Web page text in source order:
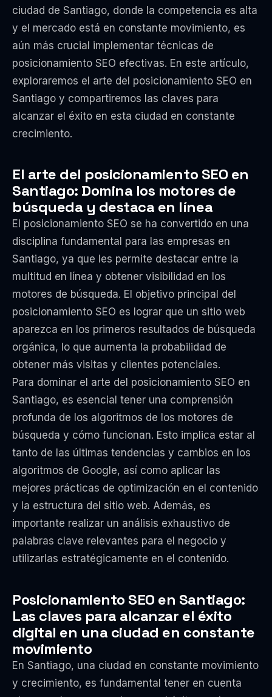
ciudad de Santiago, donde la competencia es alta
y el mercado está en constante movimiento, es
aún más crucial implementar técnicas de
posicionamiento SEO efectivas. En este artículo,
exploraremos el arte del posicionamiento SEO en
Santiago y compartiremos las claves para
alcanzar el éxito en esta ciudad en constante
crecimiento.
El arte del posicionamiento SEO en
Santiago: Domina los motores de
búsqueda y destaca en línea
El posicionamiento SEO se ha convertido en una
disciplina fundamental para las empresas en
Santiago, ya que les permite destacar entre la
multitud en línea y obtener visibilidad en los
motores de búsqueda. El objetivo principal del
posicionamiento SEO es lograr que un sitio web
aparezca en los primeros resultados de búsqueda
orgánica, lo que aumenta la probabilidad de
obtener más visitas y clientes potenciales.
Para dominar el arte del posicionamiento SEO en
Santiago, es esencial tener una comprensión
profunda de los algoritmos de los motores de
búsqueda y cómo funcionan. Esto implica estar al
tanto de las últimas tendencias y cambios en los
algoritmos de Google, así como aplicar las
mejores prácticas de optimización en el contenido
y la estructura del sitio web. Además, es
importante realizar un análisis exhaustivo de
palabras clave relevantes para el negocio y
utilizarlas estratégicamente en el contenido.
Posicionamiento SEO en Santiago:
Las claves para alcanzar el éxito
digital en una ciudad en constante
movimiento
En Santiago, una ciudad en constante movimiento
y crecimiento, es fundamental tener en cuenta